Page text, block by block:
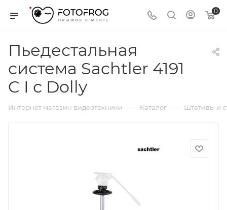
0
Пьедестальная
система Sachtler 4191
C I с Dolly
Интернет магазин видеотехники — Каталог — Штативы и